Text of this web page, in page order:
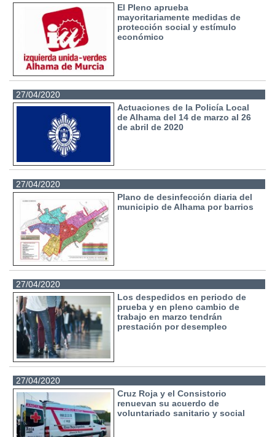
El Pleno aprueba
mayoritariamente medidas de
protección social y estímulo
económico
27/04/2020
Actuaciones de la Policía Local
de Alhama del 14 de marzo al 26
de abril de 2020
27/04/2020
Plano de desinfección diaria del
municipio de Alhama por barrios
27/04/2020
Los despedidos en periodo de
prueba y en pleno cambio de
trabajo en marzo tendrán
prestación por desempleo
27/04/2020
Cruz Roja y el Consistorio
renuevan su acuerdo de
voluntariado sanitario y social